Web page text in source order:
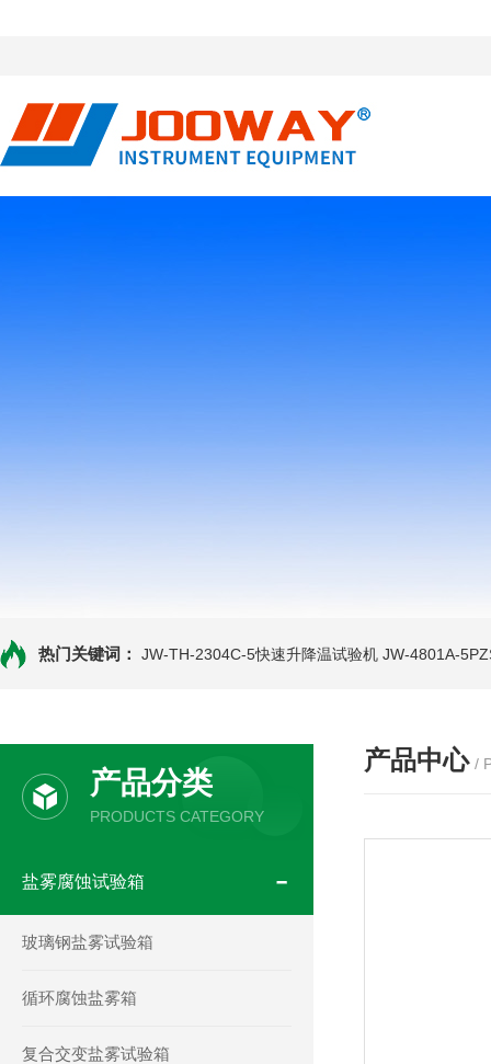
热门关键词： JW-TH-2304C-5快速升降温试验机 JW-4801A-
产品分类
PRODUCTS CATEGORY
盐雾腐蚀试验箱
玻璃钢盐雾试验箱
循环腐蚀盐雾箱
复合交变盐雾试验箱
产品中心 /